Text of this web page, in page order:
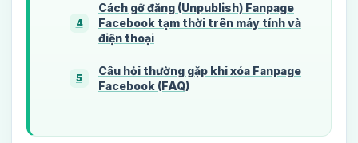
4
Cách gỡ đăng (Unpublish) Fanpage
Facebook tạm thời trên máy tính và
điện thoại
5
Câu hỏi thường gặp khi xóa Fanpage
Facebook (FAQ)